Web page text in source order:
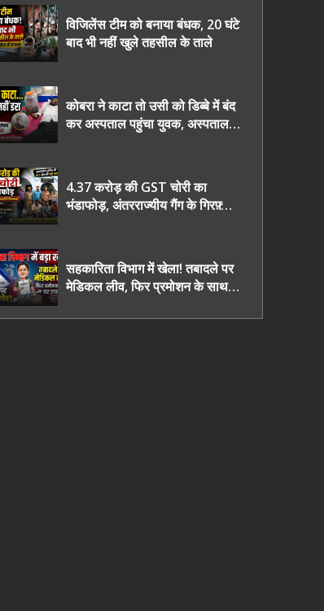
विजिलेंस टीम को बनाया बंधक, 20 घंटे
बाद भी नहीं खुले तहसील के ताले
कोबरा ने काटा तो उसी को डिब्बे में बंद
कर अस्पताल पहुंचा युवक, अस्पताल में
4.37 करोड़ की GST चोरी का
भंडाफोड़, अंतरराज्यीय गैंग के गिरफ़्तार
सहकारिता विभाग में खेला! तबादले पर
मेडिकल लीव, फिर प्रमोशन के साथ